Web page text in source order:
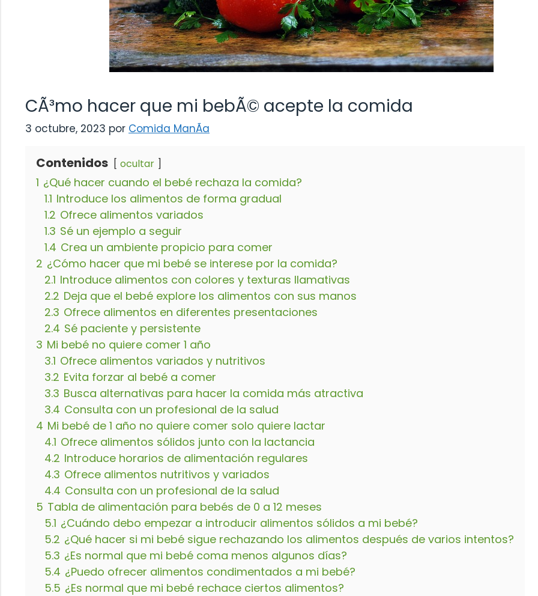
CÃ³mo hacer que mi bebÃ© acepte la comida
3 octubre, 2023 por Comida ManÃ­a
Contenidos ocultar
1 ¿Qué hacer cuando el bebé rechaza la comida?
1.1 Introduce los alimentos de forma gradual
1.2 Ofrece alimentos variados
1.3 Sé un ejemplo a seguir
1.4 Crea un ambiente propicio para comer
2 ¿Cómo hacer que mi bebé se interese por la comida?
2.1 Introduce alimentos con colores y texturas llamativas
2.2 Deja que el bebé explore los alimentos con sus manos
2.3 Ofrece alimentos en diferentes presentaciones
2.4 Sé paciente y persistente
3 Mi bebé no quiere comer 1 año
3.1 Ofrece alimentos variados y nutritivos
3.2 Evita forzar al bebé a comer
3.3 Busca alternativas para hacer la comida más atractiva
3.4 Consulta con un profesional de la salud
4 Mi bebé de 1 año no quiere comer solo quiere lactar
4.1 Ofrece alimentos sólidos junto con la lactancia
4.2 Introduce horarios de alimentación regulares
4.3 Ofrece alimentos nutritivos y variados
4.4 Consulta con un profesional de la salud
5 Tabla de alimentación para bebés de 0 a 12 meses
5.1 ¿Cuándo debo empezar a introducir alimentos sólidos a mi bebé?
5.2 ¿Qué hacer si mi bebé sigue rechazando los alimentos después de varios intentos?
5.3 ¿Es normal que mi bebé coma menos algunos días?
5.4 ¿Puedo ofrecer alimentos condimentados a mi bebé?
5.5 ¿Es normal que mi bebé rechace ciertos alimentos?